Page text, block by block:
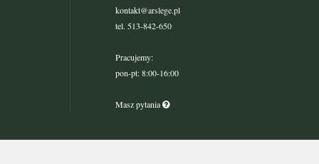
kontakt@arslege.pl
tel. 513-842-650
Pracujemy:
pon-pt: 8:00-16:00
Masz pytania